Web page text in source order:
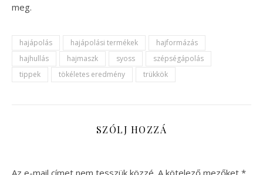
meg.
hajápolás hajápolási termékek
hajformázás
hajhullás
hajmaszk syoss
szépségápolás
tippek
tökéletes eredmény trükkök
SZÓLJ HOZZÁ
Az e-mail címet nem tesszük közzé. A kötelező mezőket *